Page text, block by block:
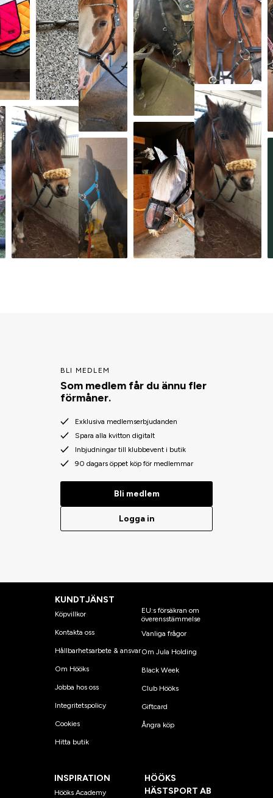
BLI MEDLEM
Som medlem får du ännu fler
förmåner.
Exklusiva medlemserbjudanden
Spara alla kvitton digitalt
Inbjudningar till klubbevent i butik
90 dagars öppet köp för medlemmar
Bli medlem
Logga in
KUNDTJÄNST
Köpvillkor
Kontakta oss
Hållbarhetsarbete & ansvar
Om Hööks
Jobba hos oss
Integritetspolicy
Cookies
Hitta butik
EU:s försäkran om
överensstämmelse
Vanliga frågor
Om Jula Holding
Black Week
Club Hööks
Giftcard
Ångra köp
INSPIRATION
Hööks Academy
HÖÖKS
HÄSTSPORT AB